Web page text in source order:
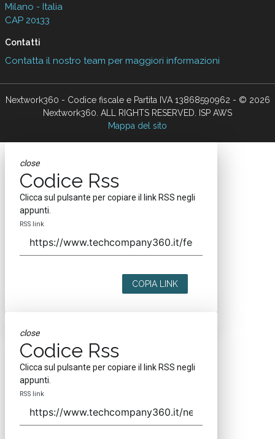
Milano - Italia
CAP 20133
Contatti
Contatta il nostro team per maggiori informazioni
Nextwork360 - Codice fiscale e Partita IVA 13868590962 - © 2026
Nextwork360. ALL RIGHTS RESERVED. ISP AWS
Mappa del sito
close
Codice Rss
Clicca sul pulsante per copiare il link RSS negli
appunti.
RSS link
COPIA LINK
close
Codice Rss
Clicca sul pulsante per copiare il link RSS negli
appunti.
RSS link